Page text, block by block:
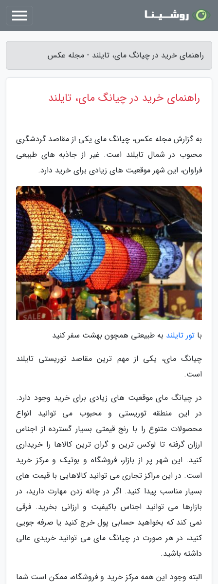
راهنمای خرید در چیانگ مای، تایلند - مجله عکس
راهنمای خرید در چیانگ مای، تایلند
به گزارش مجله عکس، چیانگ مای یکی از مقاصد گردشگری
محبوب در شمال تایلند است. غیر از جاذبه های طبیعی
فراوان، این شهر موقعیت های زیادی برای خرید دارد.
با تور تایلند به طبیعتی همچون بهشت سفر کنید
چیانگ مای، یکی از مهم ترین مقاصد توریستی تایلند
است.
در چیانگ مای موقعیت های زیادی برای خرید وجود دارد.
در این منطقه توریستی و محبوب می توانید انواع
محصولات متنوع را با رنج قیمتی بسیار گسترده از اجناس
ارزان گرفته تا لوکس ترین و گران ترین کالاها را خریداری
کنید. این شهر پر از بازار، فروشگاه و بوتیک و مرکز خرید
است. در این مراکز تجاری می توانید کالاهایی با قیمت های
بسیار مناسب پیدا کنید. اگر در چانه زدن مهارت دارید، در
بازارها می توانید اجناس باکیفیت و ارزانی بخرید. فرقی
نمی کند که بخواهید حسابی پول خرج کنید یا صرفه جویی
کنید، در هر صورت در چیانگ مای می توانید خریدی عالی
داشته باشید.
البته وجود این همه مرکز خرید و فروشگاه، ممکن است شما